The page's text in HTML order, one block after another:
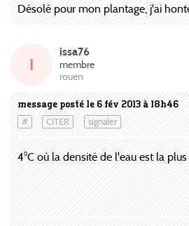
Désolé pour mon plantage, j'ai
message posté le 6 fév 2013 à 18h46
# CITER signaler
I
issa76
membre
rouen
4°C où la densité de l'eau est la plus